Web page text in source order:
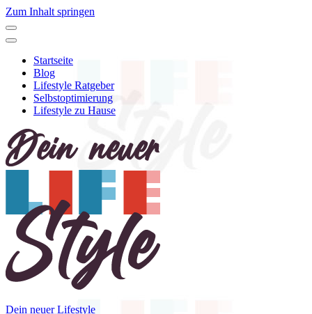
Zum Inhalt springen
Startseite
Blog
Lifestyle Ratgeber
Selbstoptimierung
Lifestyle zu Hause
Dein neuer Lifestyle